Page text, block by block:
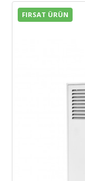
FIRSAT ÜRÜN